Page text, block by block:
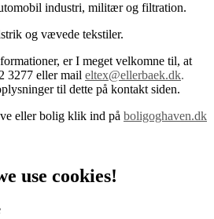
industri, militær og filtration.
og vævede tekstiler.
er I meget velkomne til, at
3277 eller mail eltex@ellerbaek.dk.
til dette på kontakt siden.
eller bolig klik ind på boligoghaven.dk
use cookies!